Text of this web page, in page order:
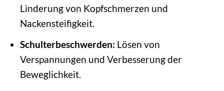
Linderung von Kopfschmerzen und
Nackensteifigkeit.
Schulterbeschwerden: Lösen von
Verspannungen und Verbesserung der
Beweglichkeit.